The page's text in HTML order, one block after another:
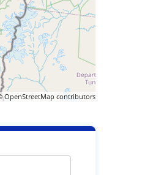
OpenStreetMap contributors